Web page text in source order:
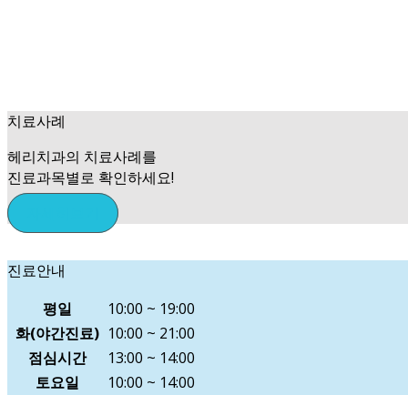
치료사례
헤리치과의 치료사례를
진료과목별로 확인하세요!
진료안내
평일
10:00 ~ 19:00
화(야간진료) 10:00 ~ 21:00
점심시간
13:00 ~ 14:00
토요일
10:00 ~ 14:00